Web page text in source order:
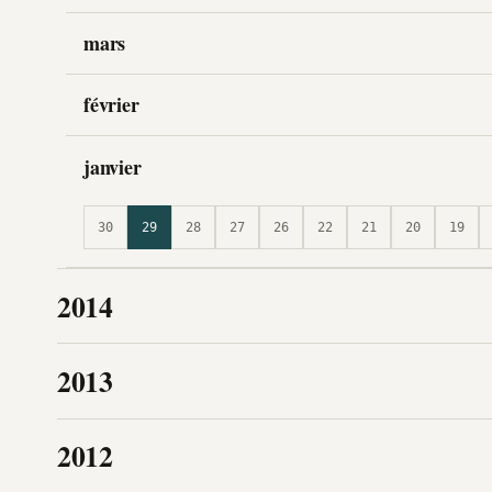
mars
février
janvier
30 29 28 27 26 22 21 20 19
2014
2013
2012